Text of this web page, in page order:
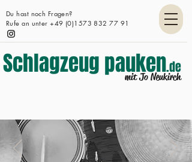
Du hast noch Fragen?
Rufe an unter+49 (0)1573 832 77 91
Schlagzeug pauken.de
mit Jo Neukirch